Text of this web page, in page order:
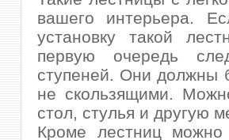
вашего интерьера.
установку такой
первую очередь
ступеней. Они должны
не скользящими.
стол, стулья и другую
Кроме лестниц можно